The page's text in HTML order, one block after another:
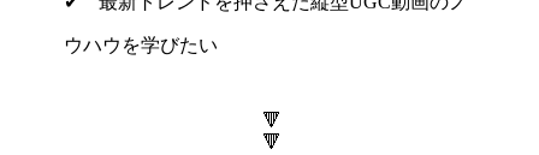
ウハウを学びたい
🔻
🔻